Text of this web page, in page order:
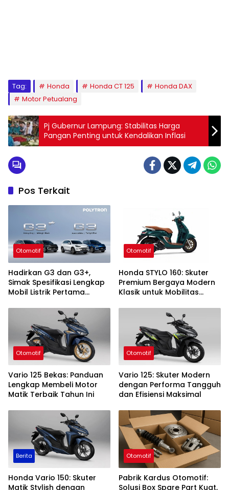
Tag: Honda Honda CT 125
Honda DAX
Motor Petualang
Pj Gubernur Lampung: Stabilitas Harga
Pangan Penting untuk Kendalikan Inflasi
Pos Terkait
Otomotif
Hadirkan G3 dan G3+,
Simak Spesifikasi Lengkap
Mobil Listrik Pertama
Otomotif
Honda STYLO 160: Skuter
Premium Bergaya Modern
Klasik untuk Mobilitas
Otomotif
Vario 125 Bekas: Panduan
Lengkap Membeli Motor
Matik Terbaik Tahun Ini
Otomotif
Vario 125: Skuter Modern
dengan Performa Tangguh
dan Efisiensi Maksimal
Berita
Honda Vario 150: Skuter
Matik Stylish dengan
Otomotif
Pabrik Kardus Otomotif:
Solusi Box Spare Part Kuat,